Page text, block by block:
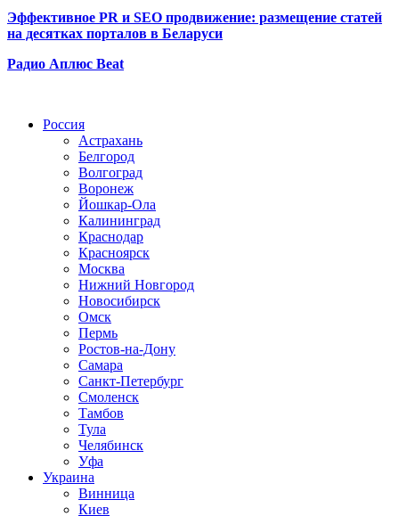
Эффективное PR и SEO продвижение: размещение статей
на десятках порталов в Беларуси
Радио Аплюс Beat
Россия
Астрахань
Белгород
Волгоград
Воронеж
Йошкар-Ола
Калининград
Краснодар
Красноярск
Москва
Нижний Новгород
Новосибирск
Омск
Пермь
Ростов-на-Дону
Самара
Санкт-Петербург
Смоленск
Тамбов
Тула
Челябинск
Уфа
Украина
Винница
Киев